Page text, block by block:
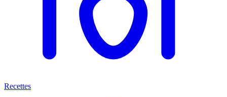
Recettes